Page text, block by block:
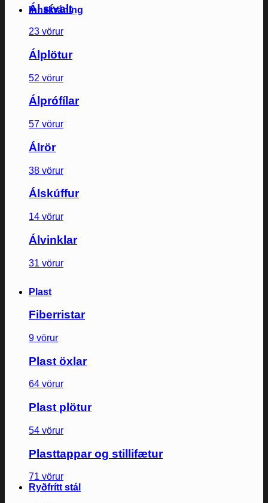
Innskráning
Ál sívalt
23 vörur
Álplötur
52 vörur
Álprófílar
57 vörur
Álrör
38 vörur
Álskúffur
14 vörur
Álvinklar
31 vörur
Plast
Fiberristar
9 vörur
Plast öxlar
64 vörur
Plast plötur
54 vörur
Plasttappar og stillifætur
71 vörur
Ryðfrítt stál